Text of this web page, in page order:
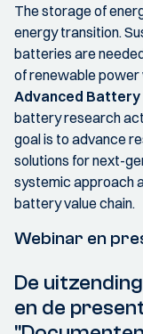
The storage of
energy transition.
batteries are
of renewable power
Advanced Battery
battery research
goal is to advance
solutions for next-
systemic approach
battery value chain.
Webinar en
De
en de